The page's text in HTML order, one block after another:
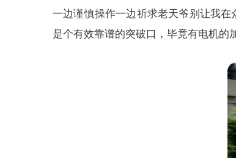
一边谨慎操作一边祈求老天爷别让我
是个有效靠谱的突破口，毕竟有电机的